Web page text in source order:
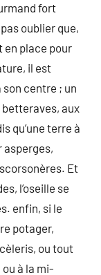
fort
oublier que,
en place pour
il est
son centre ; un
aux
qu’une terre à
asperges,
Et
l’oseille se
enfin, si le
potager,
ou tout
à la mi-